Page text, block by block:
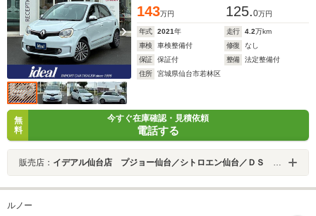
143万円 125.0万円
年式 2021年 走行 4.2万km
車検
車検整備付 修復
なし
保証
保証付 整備
法定整備付
住所
宮城県仙台市若林区
無
料
今すぐ在庫確認・見積依頼
電話する
販売店： イデアル仙台店 プジョー仙台／シトロエン仙台／ＤＳ ＳＴＯＲＥ仙台 （株）イデアル
ルノー